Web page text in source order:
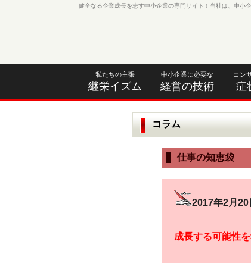
健全なる企業成長を志す中小企業の専門サイト！当社は、中小
私たちの主張
継栄イズム
中小企業に必要な
経営の技術
コン
症
コラム
仕事の知恵袋
2017年2月
成長する可能性